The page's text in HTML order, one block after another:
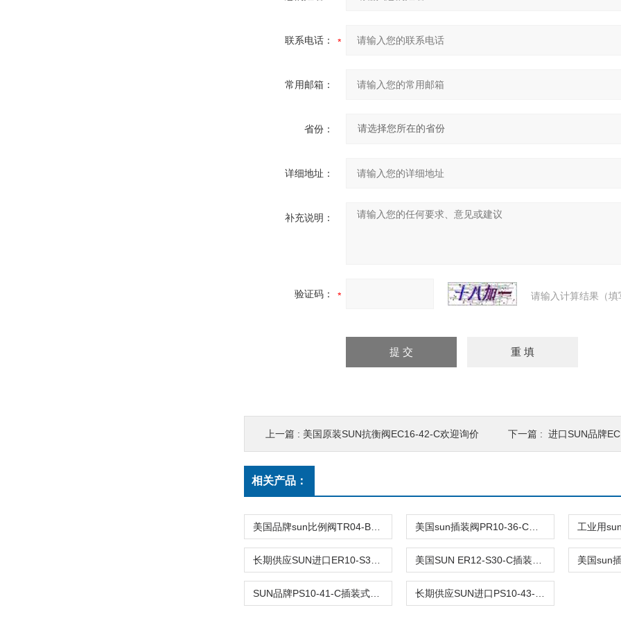
联系电话：
常用邮箱：
省份：
详细地址：
补充说明：
验证码： 请输入计算结果（
上一篇 : 美国原装SUN抗衡阀EC16-42-C欢迎询价 下一篇 : 进口SUN品牌
相关产品：